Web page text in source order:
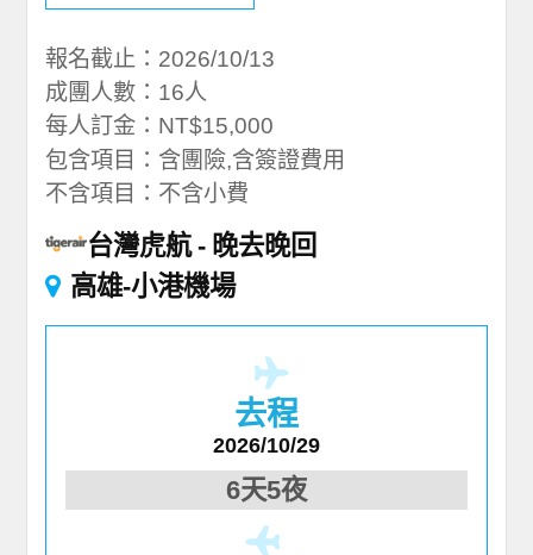
報名截止：2026/10/13
成團人數：16人
每人訂金：NT$15,000
包含項目：含團險,含簽證費用
不含項目：不含小費
台灣虎航
晚去晚回
高雄-小港機場
去程
2026/10/29
6天5夜